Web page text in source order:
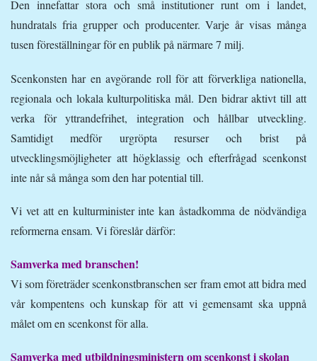
Den innefattar stora och små institutioner runt om i landet,
hundratals fria grupper och producenter. Varje år visas många
tusen föreställningar för en publik på närmare 7 milj.
Scenkonsten har en avgörande roll för att förverkliga nationella,
regionala och lokala kulturpolitiska mål. Den bidrar aktivt till att
verka för yttrandefrihet, integration och hållbar utveckling.
Samtidigt medför urgröpta resurser och brist på
utvecklingsmöjligheter att högklassig och efterfrågad scenkonst
inte når så många som den har potential till.
Vi vet att en kulturminister inte kan åstadkomma de nödvändiga
reformerna ensam. Vi föreslår därför:
Samverka med branschen!
Vi som företräder scenkonstbranschen ser fram emot att bidra med
vår kompentens och kunskap för att vi gemensamt ska uppnå
målet om en scenkonst för alla.
Samverka med utbildningsministern om scenkonst i skolan